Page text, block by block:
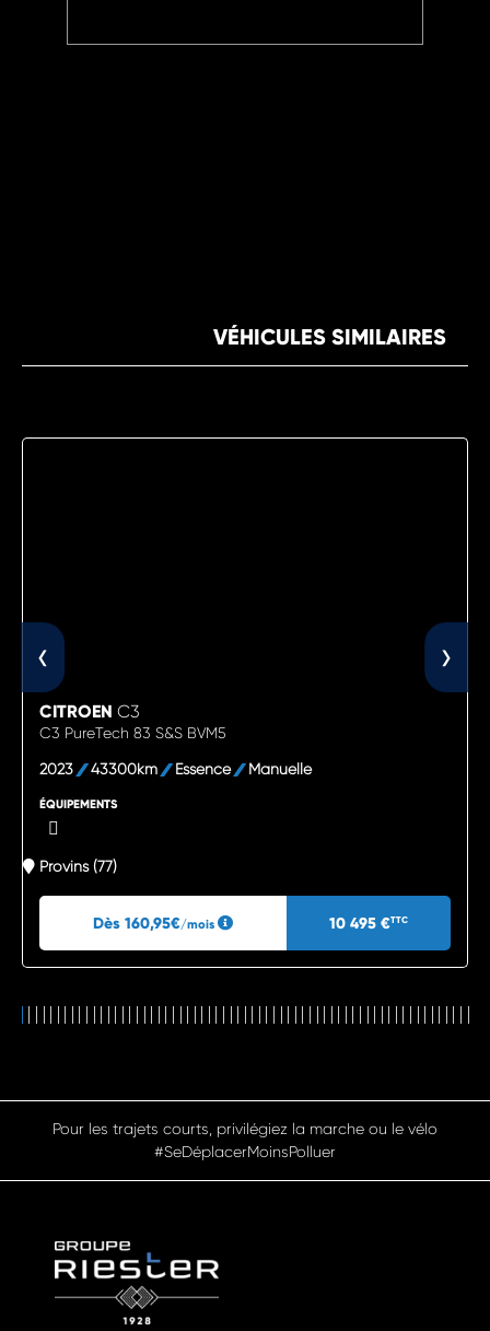
VÉHICULES SIMILAIRES
CITROEN C3
C3 PureTech 83 S&S BVM5
2023 43300km Essence Manuelle
ÉQUIPEMENTS
Provins (77)
Dès 160,95€/mois 10 495 €TTC
‹ ›
Pensez à covoiturer #SeDéplacerMoinsPolluer